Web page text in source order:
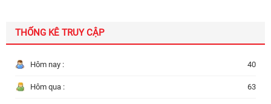
THỐNG KÊ TRUY CẬP
Hôm nay : 40
Hôm qua : 63